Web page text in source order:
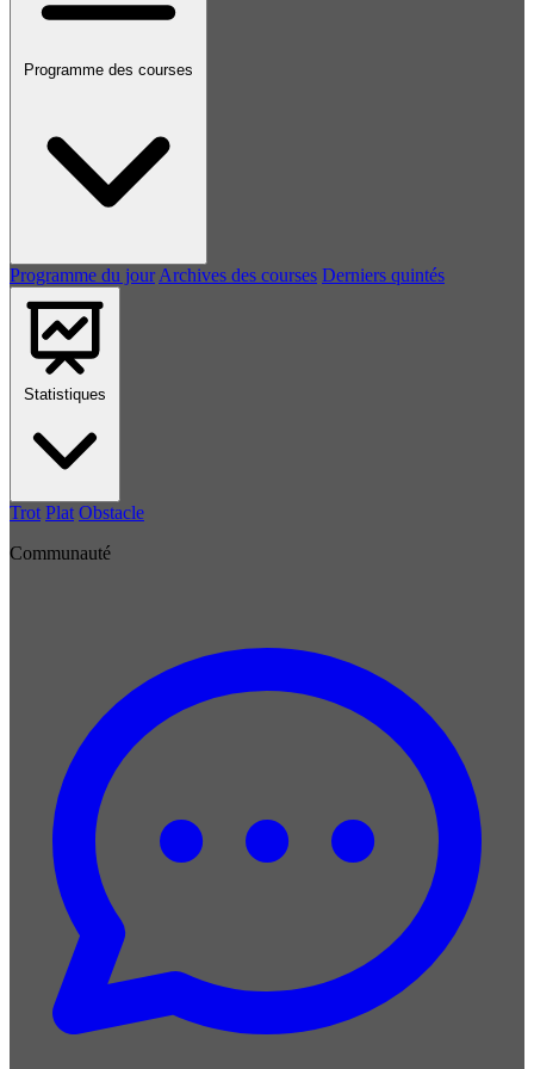
Programme des courses
Programme du jour Archives des courses Derniers quintés
Statistiques
Trot Plat Obstacle
Communauté